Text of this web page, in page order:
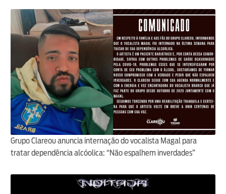
Grupo Clareou anuncia internação do vocalista Magal para
tratar dependência alcóolica: “Não espalhem inverdades”